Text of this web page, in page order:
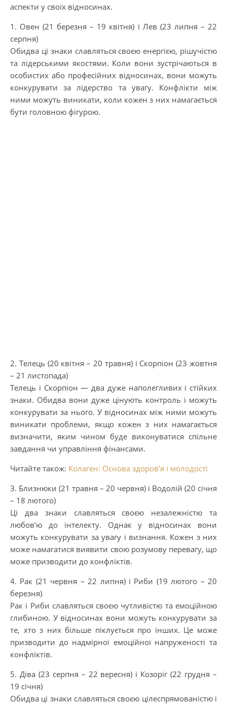
аспекти у своїх відносинах.
1. Овен (21 березня – 19 квітня) і Лев (23 липня – 22
серпня)
Обидва ці знаки славляться своєю енергією, рішучістю
та лідерськими якостями. Коли вони зустрічаються в
особистих або професійних відносинах, вони можуть
конкурувати за лідерство та увагу. Конфлікти між
ними можуть виникати, коли кожен з них намагається
бути головною фігурою.
2. Телець (20 квітня – 20 травня) і Скорпіон (23 жовтня
– 21 листопада)
Телець і Скорпіон — два дуже наполегливих і стійких
знаки. Обидва вони дуже цінують контроль і можуть
конкурувати за нього. У відносинах між ними можуть
виникати проблеми, якщо кожен з них намагається
визначити, яким чином буде виконуватися спільне
завдання чи управління фінансами.
Читайте також: Колаген: Основа здоров’я і молодості
3. Близнюки (21 травня – 20 червня) і Водолій (20 січня
– 18 лютого)
Ці два знаки славляться своєю незалежністю та
любов’ю до інтелекту. Однак у відносинах вони
можуть конкурувати за увагу і визнання. Кожен з них
може намагатися виявити свою розумову перевагу, що
може призводити до конфліктів.
4. Рак (21 червня – 22 липня) і Риби (19 лютого – 20
березня)
Рак і Риби славляться своєю чутливістю та емоційною
глибиною. У відносинах вони можуть конкурувати за
те, хто з них більше піклується про інших. Це може
призводити до надмірної емоційної напруженості та
конфліктів.
5. Діва (23 серпня – 22 вересня) і Козоріг (22 грудня –
19 січня)
Обидва ці знаки славляться своєю цілеспрямованістю і